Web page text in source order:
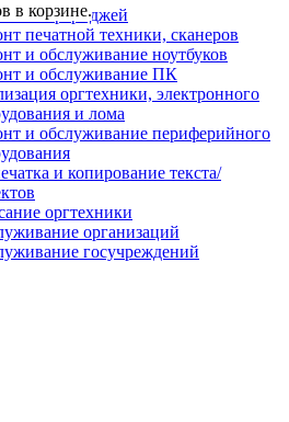
в корзине.
картриджей
печатной техники, сканеров
и обслуживание ноутбуков
и обслуживание ПК
оргтехники, электронного
и лома
и обслуживание периферийного
и копирование текста/
оргтехники
организаций
госучреждений